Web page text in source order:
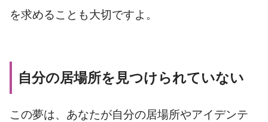
を求めることも大切ですよ。
自分の居場所を見つけられていない
この夢は、あなたが自分の居場所やアイデンテ